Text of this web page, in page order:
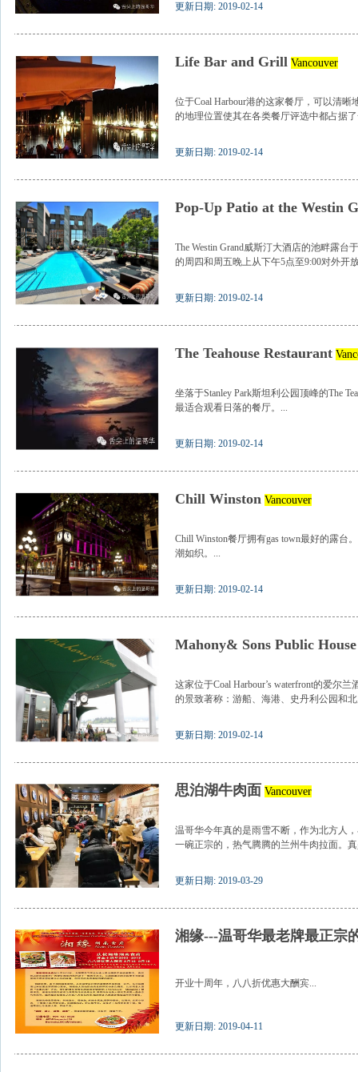
更新日期: 2019-02-14
Life Bar and Grill Vancouver
位于Coal Harbour港的这家餐厅，可以清
的地理位置使其在各类餐厅评选中都占据
更新日期: 2019-02-14
Pop-Up Patio at the Westin
The Westin Grand威斯汀大酒店的池畔露台
的周四和周五晚上从下午5点至9:00对外开
更新日期: 2019-02-14
The Teahouse Restaurant
坐落于Stanley Park斯坦利公园顶峰的The
最适合观看日落的餐厅。...
更新日期: 2019-02-14
Chill Winston Vancouver
Chill Winston餐厅拥有gas town最好的露台
潮如织。...
更新日期: 2019-02-14
Mahony& Sons Public House
这家位于Coal Harbour’s waterfront的爱尔
的景致著称：游船、海港、史丹利公园和
更新日期: 2019-02-14
思泊湖牛肉面 Vancouver
温哥华今年真的是雨雪不断，作为北方人
一碗正宗的，热气腾腾的兰州牛肉拉面。
更新日期: 2019-03-29
湘缘---温哥华最老牌最正宗
开业十周年，八八折优惠大酬宾...
更新日期: 2019-04-11